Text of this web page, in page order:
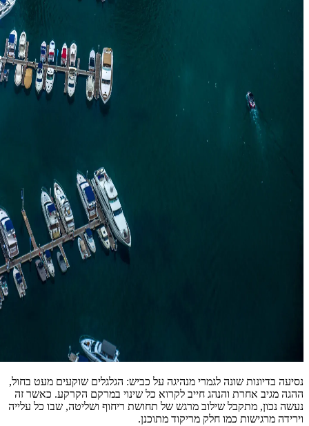
נסיעה בדיונות שונה לגמרי מנהיגה על כביש: הגלגלים שוקעים מעט בחול,
ההגה מגיב אחרת והנהג חייב לקרוא כל שינוי במרקם הקרקע. כאשר זה
נעשה נכון, מתקבל שילוב מרגש של תחושת ריחוף ושליטה, שבו כל עלייה
וירידה מרגישות כמו חלק מריקוד מתוכנן.